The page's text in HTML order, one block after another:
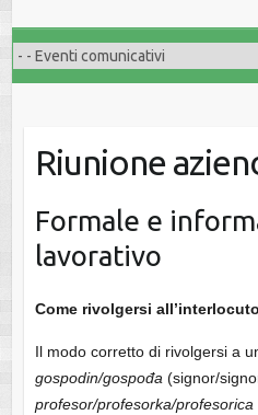
Riunione
Formale e
lavorativo
Come rivolgersi
Il modo corretto di rivolgersi a
gospodin/gospođa (signor/
profesor/profesorka/profesorica